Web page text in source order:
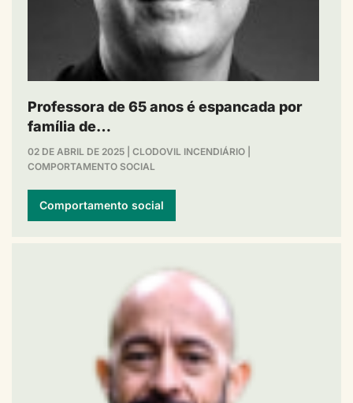
Professora de 65 anos é espancada por
família de…
02 DE ABRIL DE 2025 CLODOVIL INCENDIÁRIO
COMPORTAMENTO SOCIAL
Comportamento social